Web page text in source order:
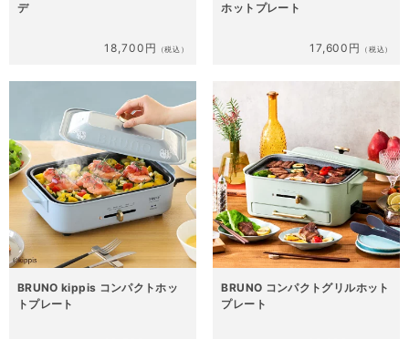
デ
18,700円 （税込）
ホットプレート
17,600円 （税込）
BRUNO kippis コンパクトホッ
トプレート
BRUNO コンパクトグリルホット
プレート